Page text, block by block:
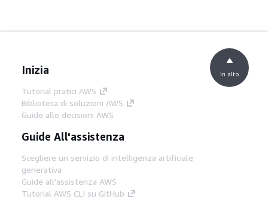
Inizia
Tutorial pratici AWS
Biblioteca di soluzioni AWS
Guide alle decisioni AWS
Guide All'assistenza
Scegliere un servizio di intelligenza artificiale
generativa
Guide all'assistenza AWS
Tutorial AWS CLI su GitHub
in alto